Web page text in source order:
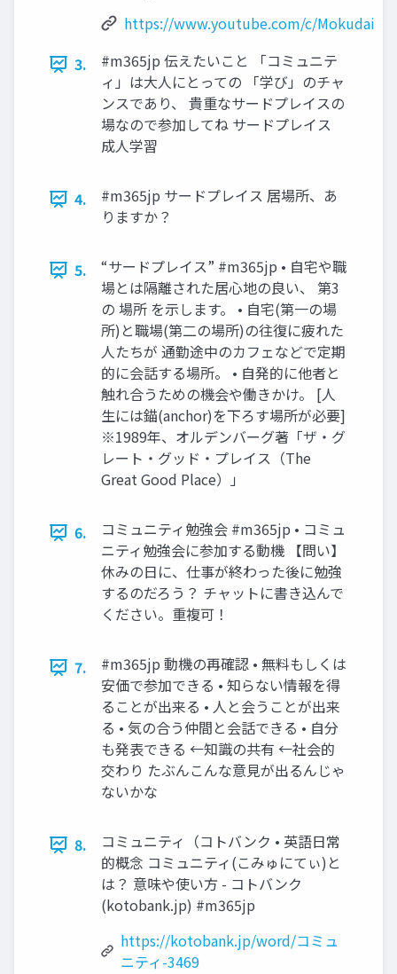
https://www.youtube.com/c/Mokudai
3.
#m365jp 伝えたいこと 「コミュニテ
ィ」は大人にとっての 「学び」のチャ
ンスであり、 貴重なサードプレイスの
場なので参加してね サードプレイス
成人学習
4.
#m365jp サードプレイス 居場所、あ
りますか？
5.
“サードプレイス” #m365jp • 自宅や職
場とは隔離された居心地の良い、 第3
の 場所 を示します。 • 自宅(第一の場
所)と職場(第二の場所)の往復に疲れた
人たちが 通勤途中のカフェなどで定期
的に会話する場所。 • 自発的に他者と
触れ合うための機会や働きかけ。 [人
生には錨(anchor)を下ろす場所が必要]
※1989年、オルデンバーグ著「ザ・グ
レート・グッド・プレイス（The
Great Good Place）」
6.
コミュニティ勉強会 #m365jp • コミュ
ニティ勉強会に参加する動機 【問い】
休みの日に、仕事が終わった後に勉強
するのだろう？ チャットに書き込んで
ください。重複可！
7.
#m365jp 動機の再確認 • 無料もしくは
安価で参加できる • 知らない情報を得
ることが出来る • 人と会うことが出来
る • 気の合う仲間と会話できる • 自分
も発表できる ←知識の共有 ←社会的
交わり たぶんこんな意見が出るんじゃ
ないかな
8.
コミュニティ（コトバンク • 英語日常
的概念 コミュニティ(こみゅにてぃ)と
は？ 意味や使い方 - コトバンク
(kotobank.jp) #m365jp
https://kotobank.jp/word/コミュ
ニティ-3469